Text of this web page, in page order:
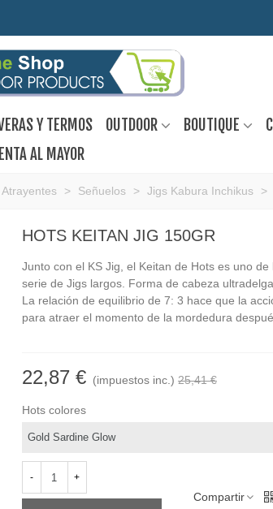
Y TERMOS OUTDOOR BOUTIQUE
AL MAYOR
> Señuelos > Jigs Kabura Inchikus >
HOTS KEITAN JIG 150GR
Junto con el KS Jig, el Keitan de Hots es uno
serie de Jigs largos. Forma de cabeza
La relación de equilibrio de 7: 3 hace que la
para atraer el momento de la mordedura
22,87 € (impuestos inc.) 25,41 €
Hots colores
- +
Compartir